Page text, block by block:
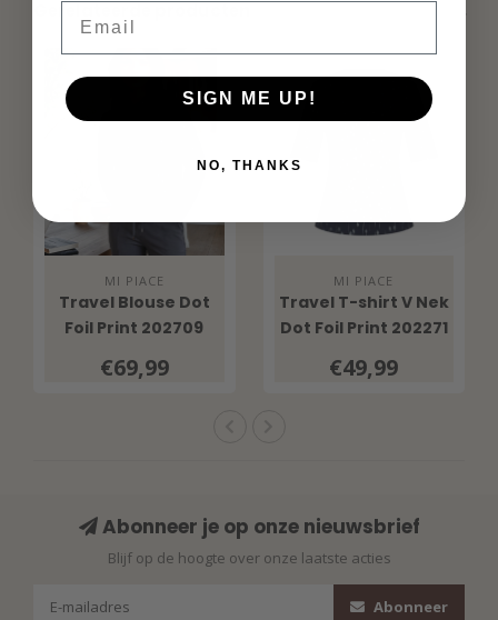
MI PIACE
Travel Blouse Dot
Foil Print 202709
€69,99
MI PIACE
Travel T-shirt V Nek
Dot Foil Print 202271
€49,99
Abonneer je op onze nieuwsbrief
Blijf op de hoogte over onze laatste acties
Abonneer
SIGN ME UP!
NO, THANKS